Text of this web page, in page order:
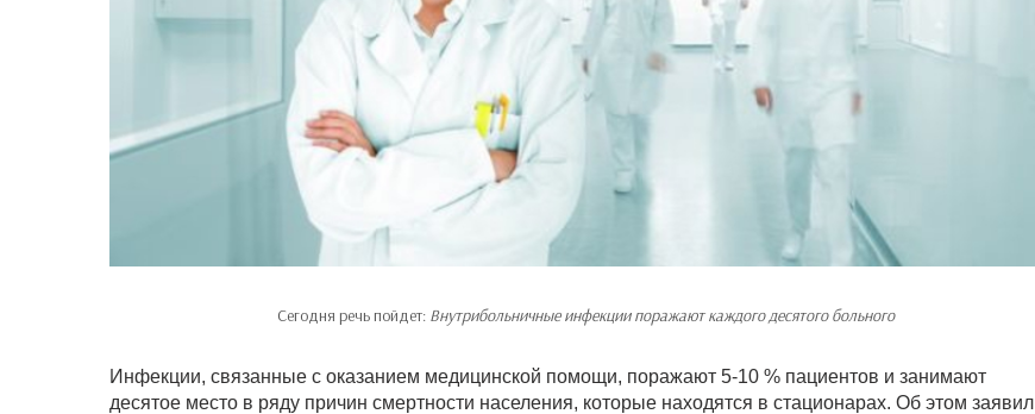
Сегодня речь пойдет: Внутрибольничные инфекции поражают каждого десятого больного
Инфекции, связанные с оказанием медицинской помощи, поражают 5-10 % пациентов и занимают
десятое место в ряду причин смертности населения, которые находятся в стационарах. Об этом заявил